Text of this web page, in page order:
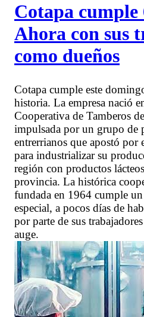
Cotapa cumple
Ahora con sus
como dueños
Cotapa cumple este
historia. La empresa nació
Cooperativa de Tamberos
impulsada por un grupo de
entrerrianos que apostó
para industrializar su
región con productos
provincia. La histórica
fundada en 1964 cumple
especial, a pocos días de
por parte de sus
auge.